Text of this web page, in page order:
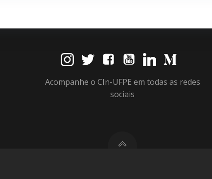
Acompanhe o CIn-UFPE em todas as redes
sociais